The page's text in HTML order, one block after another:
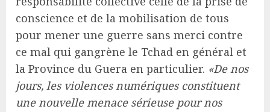
conscience et de la mobilisation de tous
pour mener une guerre sans merci contre
ce mal qui gangrène le Tchad en général et
la Province du Guera en particulier. «De nos
jours, les violences numériques constituent
une nouvelle menace sérieuse pour nos